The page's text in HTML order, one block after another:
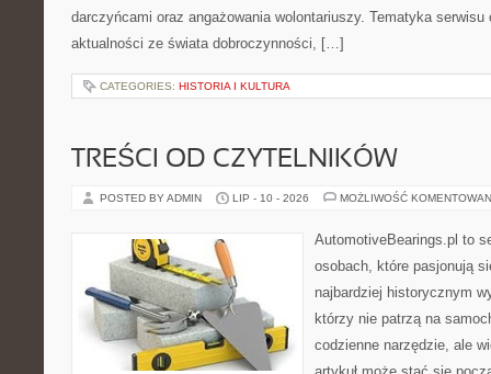
darczyńcami oraz angażowania wolontariuszy. Tematyka
aktualności ze świata dobroczynności, […]
CATEGORIES: HISTORIA I KULTURA
TREŚCI OD CZYTELNIKÓW
POSTED BY ADMIN LIP - 10 - 2026 MOŻLIWOŚĆ
AutomotiveBearings.pl to
osobach, które pasjonują
najbardziej historycznym
którzy nie patrzą na
codzienne narzędzie, ale